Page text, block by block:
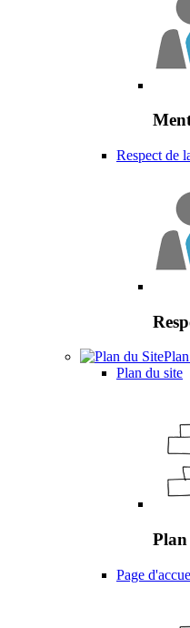
Respect de
Plan du site
Page